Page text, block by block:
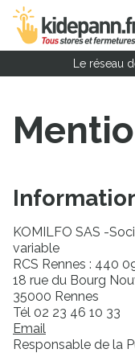
Le réseau
KOMILFO SAS -
variable
RCS Rennes : 440
18 rue du Bourg
35000 Rennes
Tél 02 23 46 10 33
Email
Responsable de la